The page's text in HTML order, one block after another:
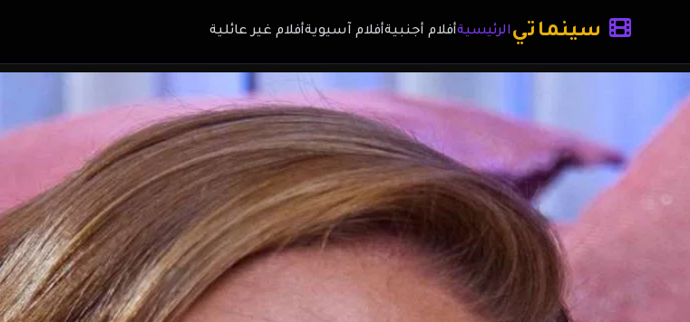
سينماتي الرئيسيةأفلام أجنبيةأفلام آسيويةأفلام غير عائلية